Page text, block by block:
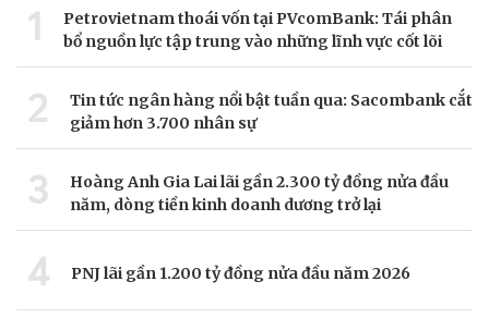
1
Petrovietnam thoái vốn tại PVcomBank: Tái phân
bổ nguồn lực tập trung vào những lĩnh vực cốt lõi
2
Tin tức ngân hàng nổi bật tuần qua: Sacombank cắt
giảm hơn 3.700 nhân sự
3
Hoàng Anh Gia Lai lãi gần 2.300 tỷ đồng nửa đầu
năm, dòng tiền kinh doanh dương trở lại
4 PNJ lãi gần 1.200 tỷ đồng nửa đầu năm 2026